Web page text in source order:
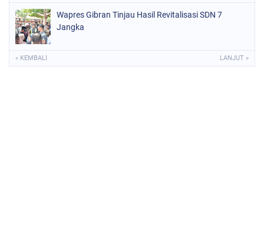
Wapres Gibran Tinjau Hasil Revitalisasi SDN 7
Jangka
« KEMBALI LANJUT »